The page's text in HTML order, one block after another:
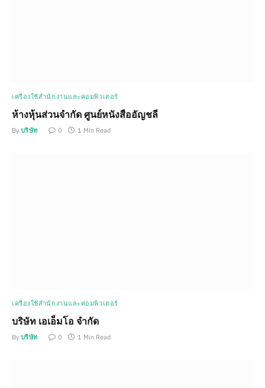
เครื่องใช้สำนักงานและคอมพิวเตอร์
ห้างหุ้นส่วนจำกัด ศูนย์หนังสืออัญชลี
By บริษัท 0 1 Min Read
เครื่องใช้สำนักงานและคอมพิวเตอร์
บริษัท เอเอ็มโอ จำกัด
By บริษัท 0 1 Min Read